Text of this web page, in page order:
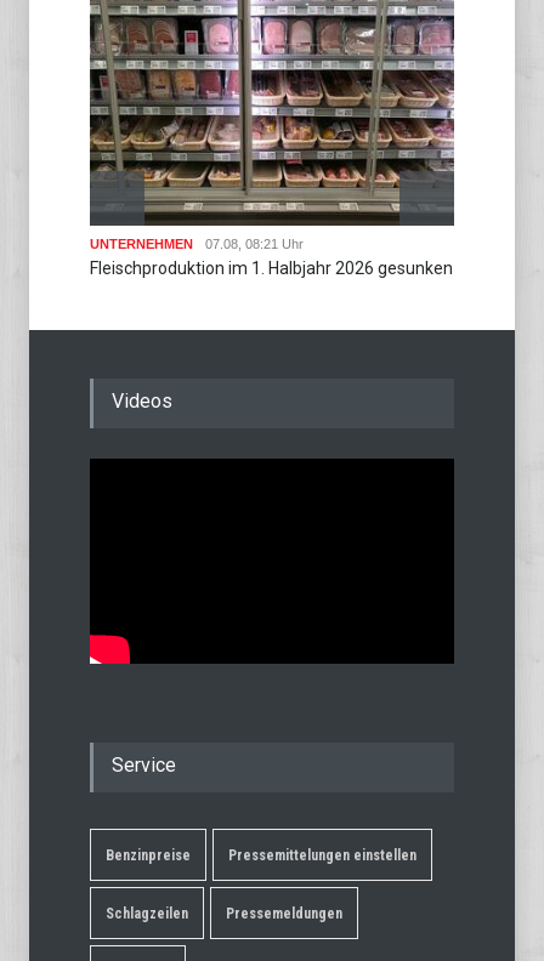
UNTERNEHMEN 07.08, 08:21 Uhr
Fleischproduktion im 1. Halbjahr 2026 gesunken
Videos
Service
Benzinpreise Pressemittelungen einstellen
Schlagzeilen Pressemeldungen